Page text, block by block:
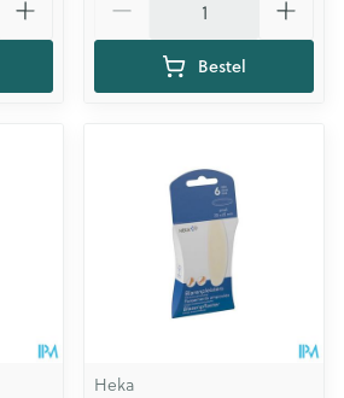
Bestel
Heka